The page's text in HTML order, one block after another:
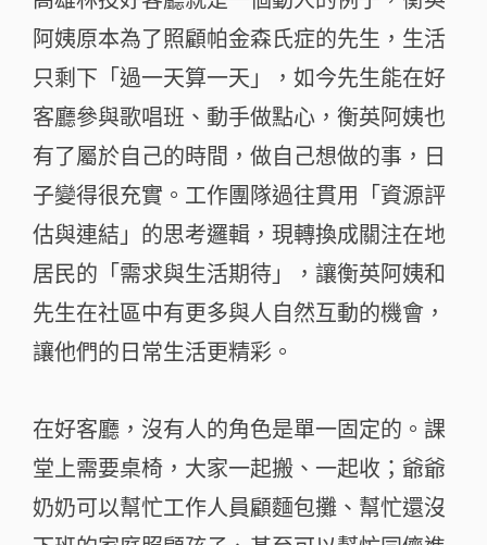
阿姨原本為了照顧帕金森氏症的先生，生活
只剩下「過一天算一天」，如今先生能在好
客廳參與歌唱班、動手做點心，衡英阿姨也
有了屬於自己的時間，做自己想做的事，日
子變得很充實。工作團隊過往貫用「資源評
估與連結」的思考邏輯，現轉換成關注在地
居民的「需求與生活期待」，讓衡英阿姨和
先生在社區中有更多與人自然互動的機會，
讓他們的日常生活更精彩。
在好客廳，沒有人的角色是單一固定的。課
堂上需要桌椅，大家一起搬、一起收；爺爺
奶奶可以幫忙工作人員顧麵包攤、幫忙還沒